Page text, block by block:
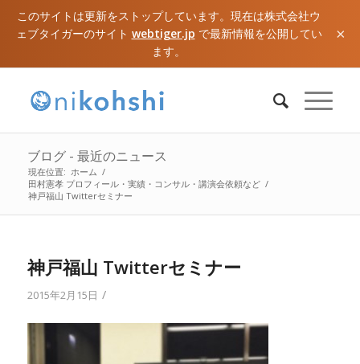
このサイトは更新をストップしています。現在は株式会社ウ
ェブタイガーのサイト webtiger.jp で最新情報を公開してい
ます。
×
ブログ - 最近のニュース
現在位置: ホーム /
田村憲孝 プロフィール・実績・コンサル・講演会依頼など /
神戸福山 Twitterセミナー
神戸福山 Twitterセミナー
2015年2月15日 /